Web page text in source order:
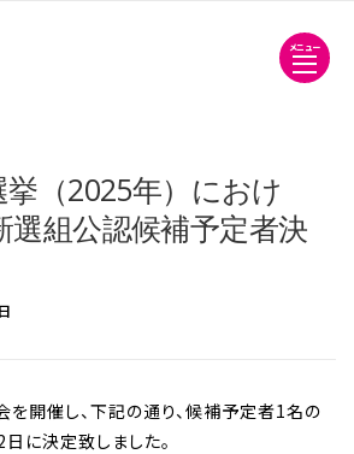
メニュー
（2025年）におけ
選組公認候補予定者決
開催し、下記の通り、候補予定者1名の
に決定致しました。